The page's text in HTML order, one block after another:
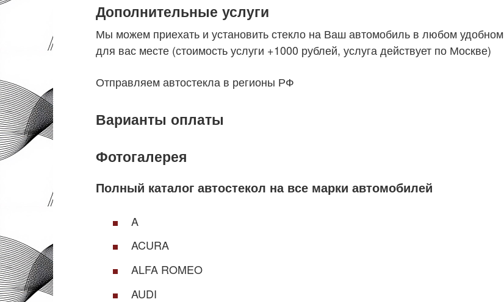
Дополнительные услуги
Мы можем приехать и установить стекло на Ваш автомобиль в любом удобном
для вас месте (стоимость услуги +1000 рублей, услуга действует по Москве)
Отправляем автостекла в регионы РФ
Варианты оплаты
Фотогалерея
Полный каталог автостекол на все марки автомобилей
A
ACURA
ALFA ROMEO
AUDI